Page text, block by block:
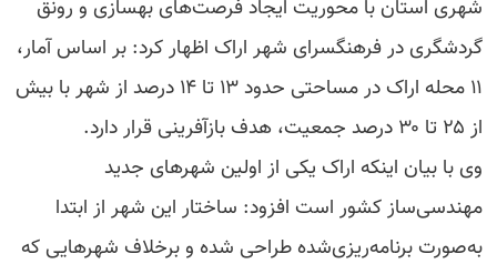
شهری استان با محوریت ایجاد فرصت‌های بهسازی و رونق
گردشگری در فرهنگسرای شهر اراک اظهار کرد: بر اساس آمار،
۱۱ محله اراک در مساحتی حدود ۱۳ تا ۱۴ درصد از شهر با بیش
از ۲۵ تا ۳۰ درصد جمعیت، هدف بازآفرینی قرار دارد.
وی با بیان اینکه اراک یکی از اولین شهرهای جدید
مهندسی‌ساز کشور است افزود: ساختار این شهر از ابتدا
به‌صورت برنامه‌ریزی‌شده طراحی شده و برخلاف شهرهایی که